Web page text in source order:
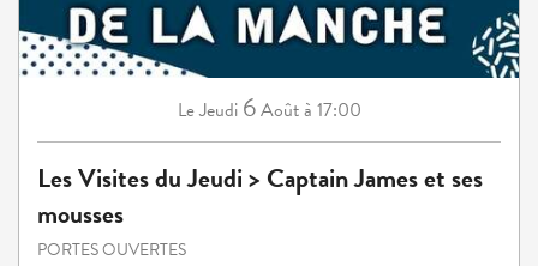
LeJeudi 6Aoûtà 17:00
Les Visites du Jeudi > Captain James et ses
mousses
PORTES OUVERTES